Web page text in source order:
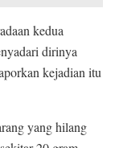
kedua
dirinya
kejadian itu
yang hilang